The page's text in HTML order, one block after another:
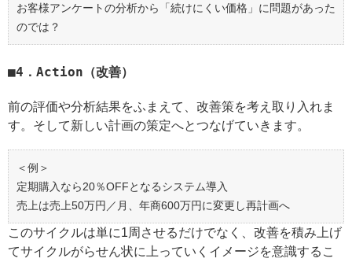
お客様アンケートの分析から「続けにくい価格」に問題があった
のでは？
4．Action（改善）
前の評価や分析結果をふまえて、改善策を考え取り入れま
す。そして新しい計画の策定へとつなげていきます。
＜例＞
定期購入なら20％OFFとなるシステム導入
売上は売上50万円／月、年商600万円に変更し再計画へ
このサイクルは単に1周させるだけでなく、改善を積み上げ
てサイクルがらせん状に上っていくイメージを意識するこ